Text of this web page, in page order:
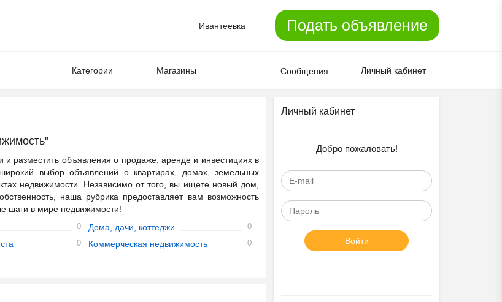
Ивантеевка Подать объявление
Категории Магазины Сообщения Личный кабинет
разместить объявления о продаже, аренде и инвестициях в
выбор объявлений о квартирах, домах, земельных
недвижимости. Независимо от того, вы ищете новый дом,
наша рубрика предоставляет вам возможность
шаги в мире недвижимости!
0 Дома, дачи, коттеджи 0
0 Коммерческая недвижимость 0
Личный кабинет
Добро пожаловать!
Войти